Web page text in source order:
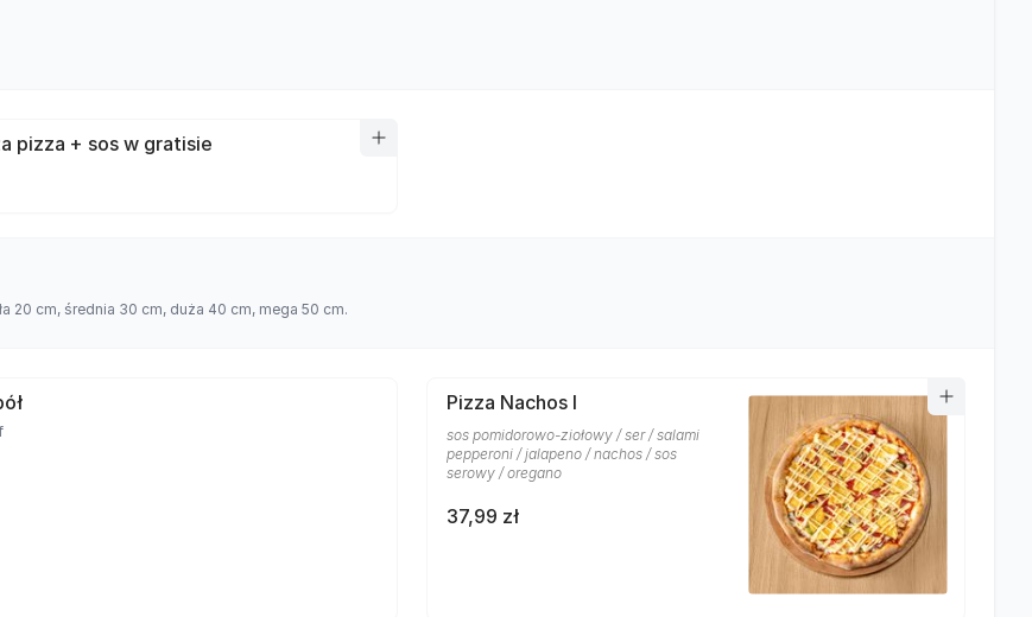
pizza + sos w gratisie
20 cm, średnia 30 cm, duża 40 cm, mega 50 cm.
Pizza Nachos I
sos pomidorowo-ziołowy / ser / salami
pepperoni / jalapeno / nachos / sos
serowy / oregano
37,99 zł